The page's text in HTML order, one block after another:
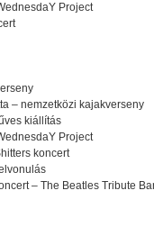
Project
– nemzetközi kajakverseny
kiállítás
Project
koncert
– The Beatles Tribute